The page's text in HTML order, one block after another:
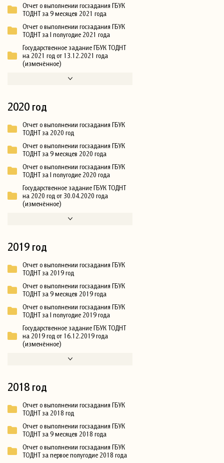
Отчет о выполнении госзадания ГБУК
ТОДНТ за 9 месяцев 2021 года
Отчет о выполнении госзадания ГБУК
ТОДНТ за I полугодие 2021 года
Государственное задание ГБУК ТОДНТ
на 2021 год от 13.12.2021 года
(изменённое)
2020 год
Отчет о выполнении госзадания ГБУК
ТОДНТ за 2020 год
Отчет о выполнении госзадания ГБУК
ТОДНТ за 9 месяцев 2020 года
Отчет о выполнении госзадания ГБУК
ТОДНТ за I полугодие 2020 года
Государственное задание ГБУК ТОДНТ
на 2020 год от 30.04.2020 года
(изменённое)
2019 год
Отчет о выполнении госзадания ГБУК
ТОДНТ за 2019 год
Отчет о выполнении госзадания ГБУК
ТОДНТ за 9 месяцев 2019 года
Отчет о выполнении госзадания ГБУК
ТОДНТ за I полугодие 2019 года
Государственное задание ГБУК ТОДНТ
на 2019 год от 16.12.2019 года
(изменённое)
2018 год
Отчет о выполнении госзадания ГБУК
ТОДНТ за 2018 год
Отчет о выполнении госзадания ГБУК
ТОДНТ за 9 месяцев 2018 года
Отчет о выполнении госзадания ГБУК
ТОДНТ за первое полугодие 2018 года